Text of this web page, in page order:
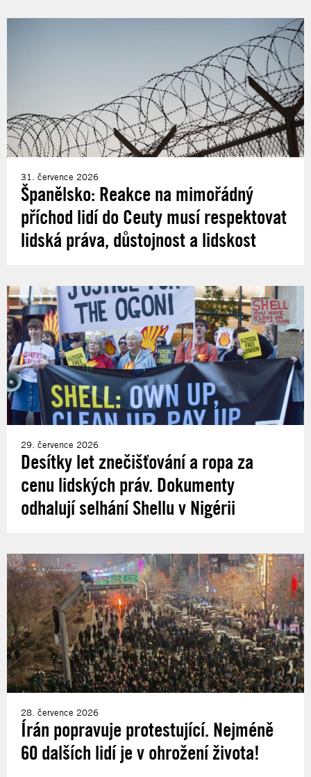
31. července 2026
Španělsko: Reakce na mimořádný
příchod lidí do Ceuty musí respektovat
lidská práva, důstojnost a lidskost
29. července 2026
Desítky let znečišťování a ropa za
cenu lidských práv. Dokumenty
odhalují selhání Shellu v Nigérii
28. července 2026
Írán popravuje protestující. Nejméně
60 dalších lidí je v ohrožení života!